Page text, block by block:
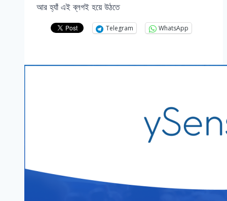
আর হ্যাঁ এই ব্লগই হয়ে উঠতে
Telegram WhatsApp